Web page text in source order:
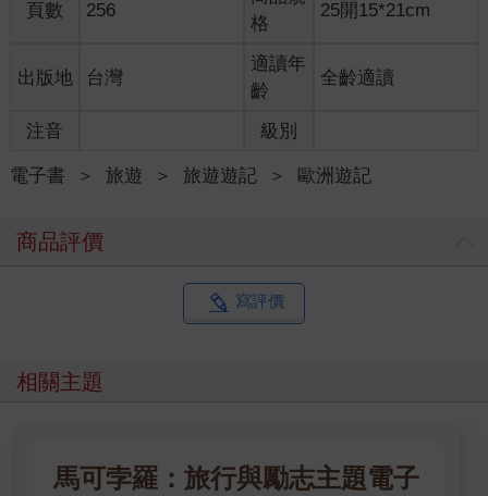
片都讓我驚呼連連，怎麼能有這麼美的地方！！怎麼能拍得這麼
美！！感謝Vocal帶媽媽出遊，讓辛苦一輩子的媽媽能有這麼棒的
踏上幸福的旅程 YouTube「姐姐愛開車」 沈慧蘭（殺手蘭）
我和弟弟差六歲，小時候常帶著他到處玩，但長大後每當別人問
從小到大這麼多美好的回憶竟然都忘了，只記得弟弟摔破頭。每
候我有寫日記，應該就能證明我是如何虐待他，啊！不是，是如
創造這麼美好的旅程。而弟弟這幾年開始攝影和寫作，我也才發
謝謝弟弟帶媽媽出去玩，一起去看遍世界最美好的風景。我想對
頁數 256
格
25開15*21cm
出版地 台灣
適讀年
齡
全齡適讀
注音 級別
電子書 ＞ 旅遊 ＞ 旅遊遊記 ＞ 歐洲遊記
商品評價
寫評價
相關主題
馬可孛羅：旅行與勵志主題電子